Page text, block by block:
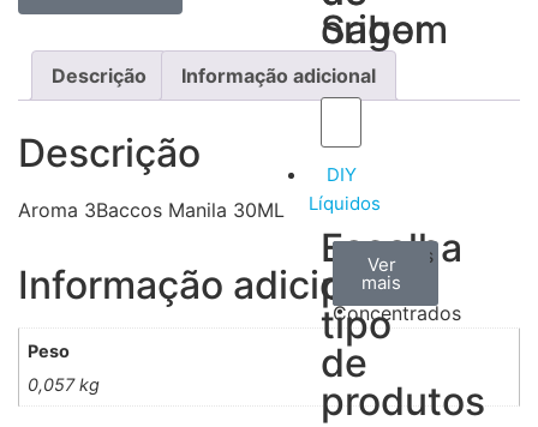
Sabor
origem
DIY
Líquidos
Escolha
por
tipo
de
produtos
Aromas
Concentrados
Ver
todos
Bases
Ver
mais
Accesorios
Ver
mais
Descrição Informação adicional
Descrição
Aroma 3Baccos Manila 30ML
Informação adicional
Peso
0,057 kg